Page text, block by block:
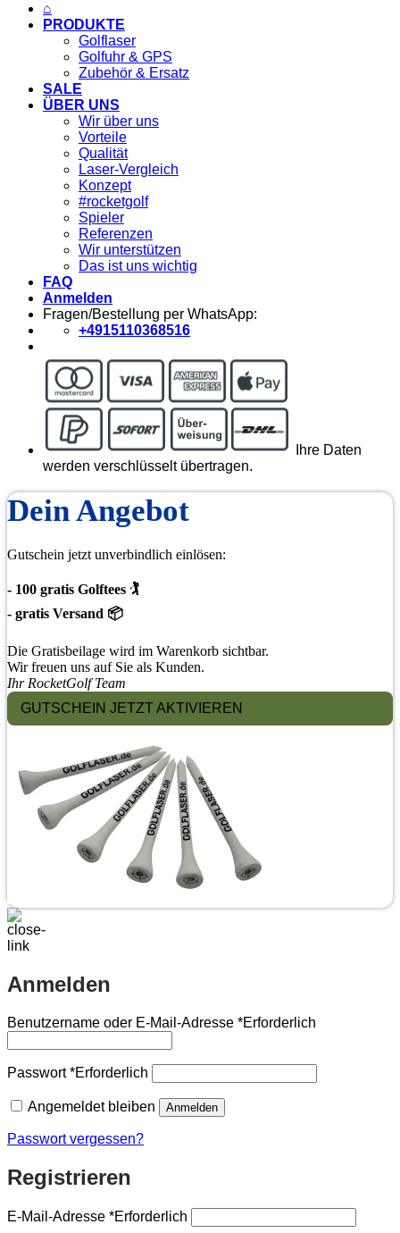
⌂
PRODUKTE
Golflaser
Golfuhr & GPS
Zubehör & Ersatz
SALE
ÜBER UNS
Wir über uns
Vorteile
Qualität
Laser-Vergleich
Konzept
#rocketgolf
Spieler
Referenzen
Wir unterstützen
Das ist uns wichtig
FAQ
Anmelden
Fragen/Bestellung per WhatsApp:
+4915110368516
Ihre Daten
werden verschlüsselt übertragen.
Dein Angebot
Gutschein jetzt unverbindlich einlösen:
- 100 gratis Golftees 🏌
- gratis Versand 📦
Die Gratisbeilage wird im Warenkorb sichtbar.
Wir freuen uns auf Sie als Kunden.
Ihr RocketGolf Team
GUTSCHEIN JETZT AKTIVIEREN
Anmelden
Benutzername oder E-Mail-Adresse *Erforderlich
Passwort*Erforderlich
Angemeldet bleiben Anmelden
Passwort vergessen?
Registrieren
E-Mail-Adresse *Erforderlich